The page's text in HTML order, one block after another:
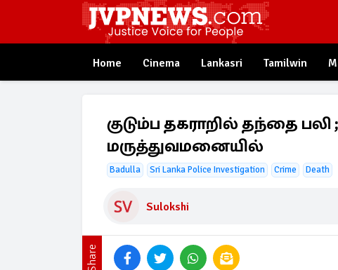
Home Cinema Lankasri Tamilwin
குடும்ப தகராறில் தந்தை பலி
மருத்துவமனையில்
Badulla Sri Lanka Police Investigation Crime Death
Sulokshi
Share